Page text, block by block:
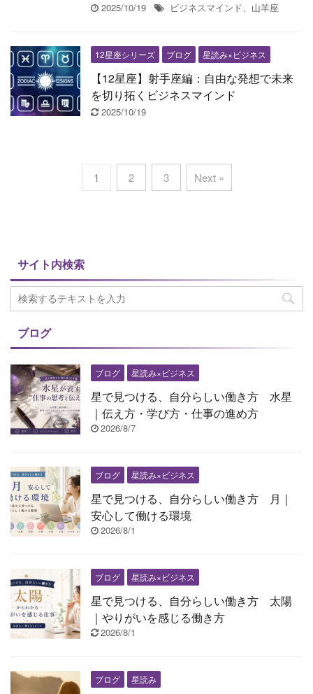
2025/10/19 ビジネスマインド、山羊座
12星座シリーズ ブログ 星読み×ビジネス
【12星座】射手座編：自由な発想で未来
を切り拓くビジネスマインド
2025/10/19
1 2 3 Next »
サイト内検索
ブログ
ブログ 星読み×ビジネス
星で見つける、自分らしい働き方 水星
｜伝え方・学び方・仕事の進め方
2026/8/7
ブログ 星読み×ビジネス
星で見つける、自分らしい働き方 月｜
安心して働ける環境
2026/8/1
ブログ 星読み×ビジネス
星で見つける、自分らしい働き方 太陽
｜やりがいを感じる働き方
2026/8/1
ブログ 星読み